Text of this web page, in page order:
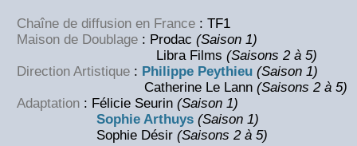
Chaîne de diffusion en France : TF1
Maison de Doublage : Prodac (Saison 1)
Libra Films (Saisons 2 à 5)
Direction Artistique : Philippe Peythieu (Saison 1)
Catherine Le Lann (Saisons 2 à 5)
Adaptation : Félicie Seurin (Saison 1)
Sophie Arthuys (Saison 1)
Sophie Désir (Saisons 2 à 5)